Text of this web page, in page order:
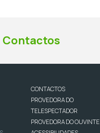
Contactos
CONTACTOS
PROVEDORA DO
TELESPECTADOR
PROVEDORA DO OUVINTE